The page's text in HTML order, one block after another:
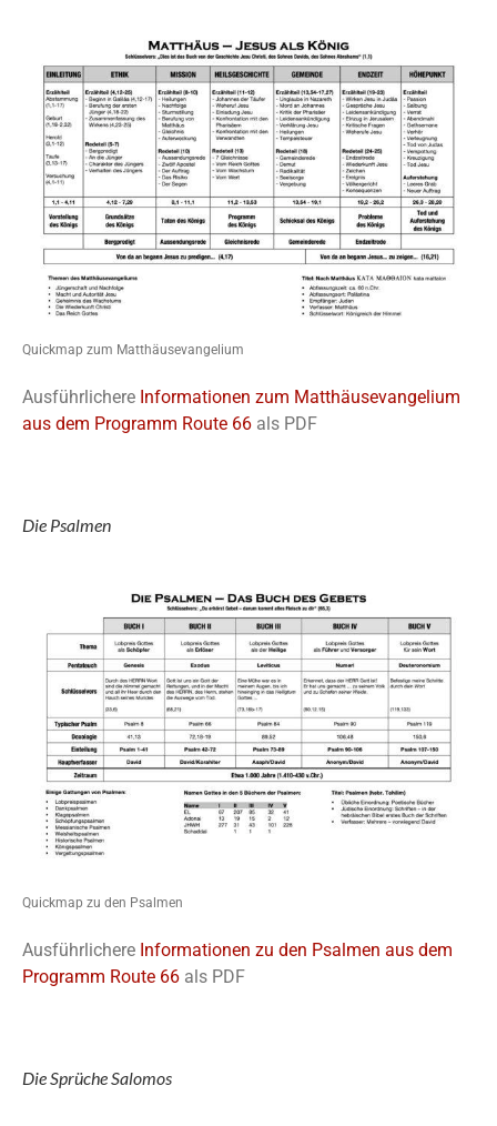
Quickmap zum Matthäusevangelium
Ausführlichere Informationen zum Matthäusevangelium
aus dem Programm Route 66 als PDF
Die Psalmen
Quickmap zu den Psalmen
Ausführlichere Informationen zu den Psalmen aus dem
Programm Route 66 als PDF
Die Sprüche Salomos